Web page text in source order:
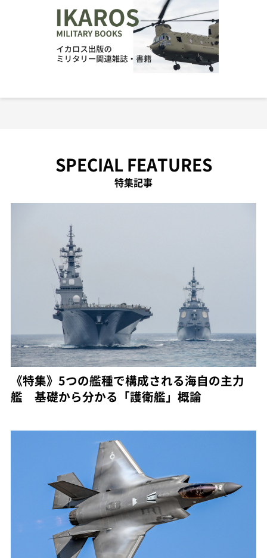
SPECIAL FEATURES
特集記事
《特集》5つの艦種で構成される海自の主力
艦 基礎から分かる「護衛艦」概論